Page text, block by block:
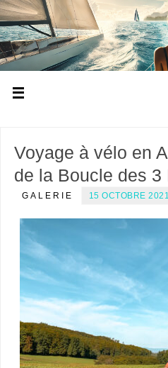
Voyage à vélo en
de la Boucle des 3
GALERIE 15 OCTOBRE 2021